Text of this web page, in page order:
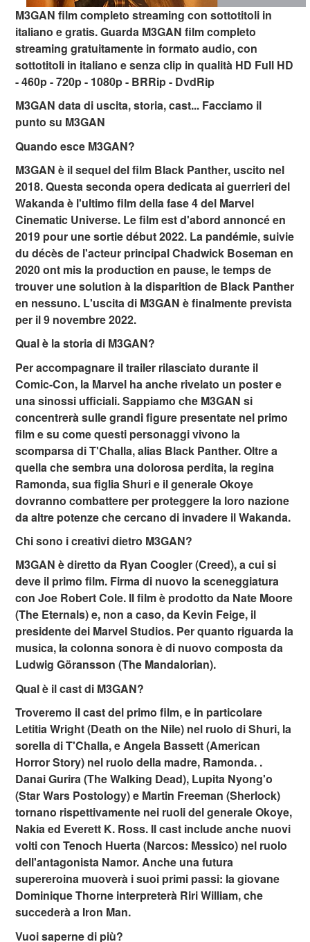
M3GAN film completo streaming con sottotitoli in
italiano e gratis. Guarda M3GAN film completo
streaming gratuitamente in formato audio, con
sottotitoli in italiano e senza clip in qualità HD Full HD
- 460p - 720p - 1080p - BRRip - DvdRip
M3GAN data di uscita, storia, cast... Facciamo il
punto su M3GAN
Quando esce M3GAN?
M3GAN è il sequel del film Black Panther, uscito nel
2018. Questa seconda opera dedicata ai guerrieri del
Wakanda è l'ultimo film della fase 4 del Marvel
Cinematic Universe. Le film est d'abord annoncé en
2019 pour une sortie début 2022. La pandémie, suivie
du décès de l'acteur principal Chadwick Boseman en
2020 ont mis la production en pause, le temps de
trouver une solution à la disparition de Black Panther
en nessuno. L'uscita di M3GAN è finalmente prevista
per il 9 novembre 2022.
Qual è la storia di M3GAN?
Per accompagnare il trailer rilasciato durante il
Comic-Con, la Marvel ha anche rivelato un poster e
una sinossi ufficiali. Sappiamo che M3GAN si
concentrerà sulle grandi figure presentate nel primo
film e su come questi personaggi vivono la
scomparsa di T'Challa, alias Black Panther. Oltre a
quella che sembra una dolorosa perdita, la regina
Ramonda, sua figlia Shuri e il generale Okoye
dovranno combattere per proteggere la loro nazione
da altre potenze che cercano di invadere il Wakanda.
Chi sono i creativi dietro M3GAN?
M3GAN è diretto da Ryan Coogler (Creed), a cui si
deve il primo film. Firma di nuovo la sceneggiatura
con Joe Robert Cole. Il film è prodotto da Nate Moore
(The Eternals) e, non a caso, da Kevin Feige, il
presidente dei Marvel Studios. Per quanto riguarda la
musica, la colonna sonora è di nuovo composta da
Ludwig Göransson (The Mandalorian).
Qual è il cast di M3GAN?
Troveremo il cast del primo film, e in particolare
Letitia Wright (Death on the Nile) nel ruolo di Shuri, la
sorella di T'Challa, e Angela Bassett (American
Horror Story) nel ruolo della madre, Ramonda. .
Danai Gurira (The Walking Dead), Lupita Nyong'o
(Star Wars Postology) e Martin Freeman (Sherlock)
tornano rispettivamente nei ruoli del generale Okoye,
Nakia ed Everett K. Ross. Il cast include anche nuovi
volti con Tenoch Huerta (Narcos: Messico) nel ruolo
dell'antagonista Namor. Anche una futura
supereroina muoverà i suoi primi passi: la giovane
Dominique Thorne interpreterà Riri William, che
succederà a Iron Man.
Vuoi saperne di più?